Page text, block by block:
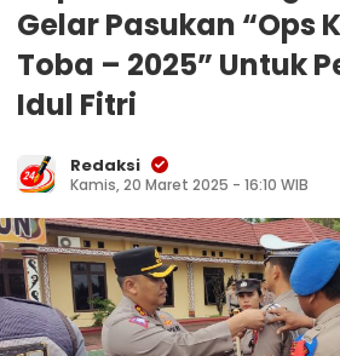
Gelar Pasukan “Ops
Toba – 2025” Untuk
Idul Fitri
Redaksi
Kamis, 20 Maret 2025 - 16:10 WIB